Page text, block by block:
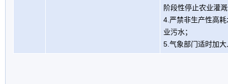
阶段性停止农业灌
4.严禁非生产性高
业污水；
5.气象部门适时加